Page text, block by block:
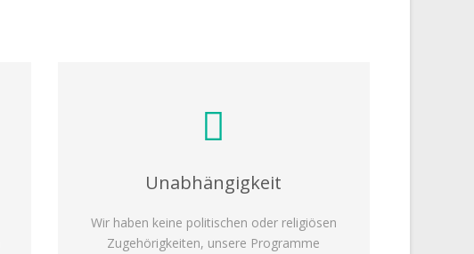
Unabhängigkeit
Wir haben keine politischen oder religiösen
Zugehörigkeiten, unsere Programme